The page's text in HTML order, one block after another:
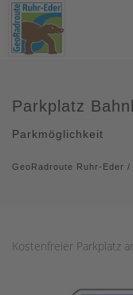
Parkplatz
Parkmöglichkeit
GeoRadroute Ruhr-Eder /
Kostenfreier Parkplatz